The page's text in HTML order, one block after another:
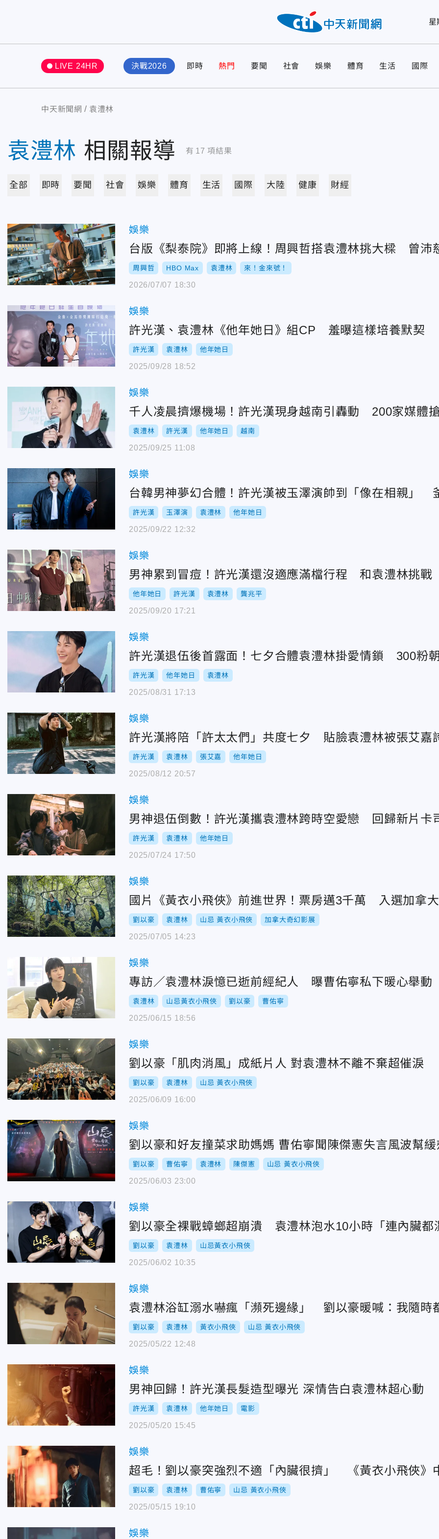
星
LIVE 24HR 決戰2026 即時 熱門 要聞 社會 娛樂 體育 生活 國際
中天新聞網 袁澧林
袁澧林 相關報導 有 17 項結果
全部 即時 要聞 社會 娛樂 體育 生活 國際 大陸 健康 財經
娛樂
台版《梨泰院》即將上線！周興哲搭袁澧林挑大樑 曾沛
周興哲 HBO Max 袁澧林 來！金來號！
2026/07/07 18:30
娛樂
許光漢、袁澧林《他年她日》組CP 羞曝這樣培養默契
許光漢 袁澧林 他年她日
2025/09/28 18:52
娛樂
千人凌晨擠爆機場！許光漢現身越南引轟動 200家媒體
袁澧林 許光漢 他年她日 越南
2025/09/25 11:08
娛樂
台韓男神夢幻合體！許光漢被玉澤演帥到「像在相親」
許光漢 玉澤演 袁澧林 他年她日
2025/09/22 12:32
娛樂
男神累到冒痘！許光漢還沒適應滿檔行程 和袁澧林挑戰
他年她日 許光漢 袁澧林 龔兆平
2025/09/20 17:21
娛樂
許光漢退伍後首露面！七夕合體袁澧林掛愛情鎖 300粉
許光漢 他年她日 袁澧林
2025/08/31 17:13
娛樂
許光漢將陪「許太太們」共度七夕 貼臉袁澧林被張艾嘉
許光漢 袁澧林 張艾嘉 他年她日
2025/08/12 20:57
娛樂
男神退伍倒數！許光漢攜袁澧林跨時空愛戀 回歸新片卡
許光漢 袁澧林 他年她日
2025/07/24 17:50
娛樂
國片《黃衣小飛俠》前進世界！票房邁3千萬 入選加拿
劉以豪 袁澧林 山忌 黃衣小飛俠 加拿大奇幻影展
2025/07/05 14:23
娛樂
專訪／袁澧林淚憶已逝前經紀人 曝曹佑寧私下暖心舉動
袁澧林 山忌黃衣小飛俠 劉以豪 曹佑寧
2025/06/15 18:56
娛樂
劉以豪「肌肉消風」成紙片人 對袁澧林不離不棄超催淚
劉以豪 袁澧林 山忌 黃衣小飛俠
2025/06/09 16:00
娛樂
劉以豪和好友撞菜求助媽媽 曹佑寧聞陳傑憲失言風波幫
劉以豪 曹佑寧 袁澧林 陳傑憲 山忌 黃衣小飛俠
2025/06/03 23:00
娛樂
劉以豪全裸戰蟑螂超崩潰 袁澧林泡水10小時「連內臟都
劉以豪 袁澧林 山忌黃衣小飛俠
2025/06/02 10:35
娛樂
袁澧林浴缸溺水嚇瘋「瀕死邊緣」 劉以豪暖喊：我隨時
劉以豪 袁澧林 黃衣小飛俠 山忌 黃衣小飛俠
2025/05/22 12:48
娛樂
男神回歸！許光漢長髮造型曝光 深情告白袁澧林超心動
許光漢 袁澧林 他年她日 電影
2025/05/20 15:45
娛樂
超毛！劉以豪突強烈不適「內臟很擠」 《黃衣小飛俠》
劉以豪 袁澧林 曹佑寧 山忌 黃衣小飛俠
2025/05/15 19:10
娛樂